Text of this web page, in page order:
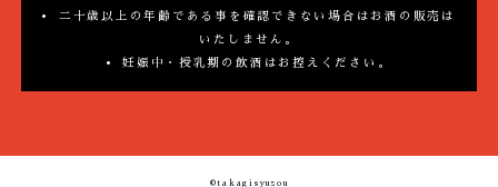
二十歳以上の年齢である事を確認できない場合はお酒の販売は
いたしません。
妊娠中・授乳期の飲酒はお控えください。
©takagisyuzou